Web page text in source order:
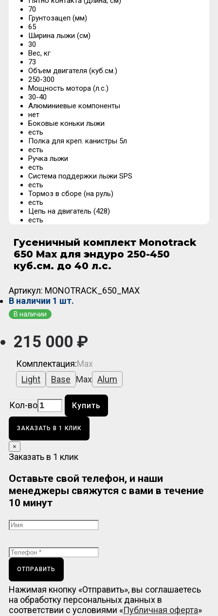
70
Грунтозацеп (мм)
65
Ширина лыжи (см)
30
Вес, кг
73
Объем двигателя (куб.см.)
250-300
Мощность мотора (л.с.)
30-40
Алюминиевые компоненты
нет
Боковые коньки лыжи
есть
Полка для креп. канистры 5л
есть
Ручка лыжи
есть
Система поддержки лыжи SPS
есть
Тормоз в сборе (на руль)
есть
Цепь на двигатель (428)
есть
Гусеничный комплект Monotrack
650 Max для эндуро 250-450
куб.см. до 40 л.с.
Артикул: MONOTRACK_650_MAX
В наличии 1 шт.
В наличии
215 000 ₽
Комплектация:Max
Light
Base Max Alum
Кол-во Купить
ЗАКАЗАТЬ В 1 КЛИК
×
Заказать в 1 клик
Оставьте свой телефон, и наши
менеджеры свяжутся с вами в течение
10 минут
ОТПРАВИТЬ
Нажимая кнопку «Отправить», вы соглашаетесь
на обработку персональных данных в
соответствии с условиями «Публичная оферта»